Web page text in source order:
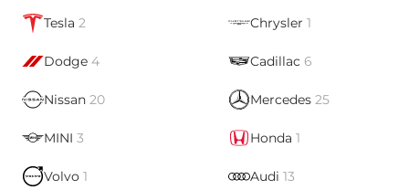
Tesla 2 Chrysler 1
Dodge 4 Cadillac 6
Nissan 20 Mercedes 25
MINI 3 Honda 1
Volvo 1 Audi 13